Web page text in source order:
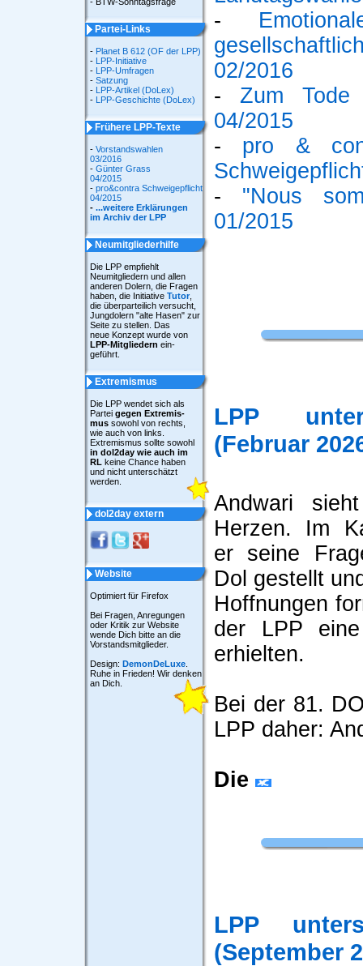
Partei-Links
- Planet B 612 (OF der LPP)
- LPP-Initiative
- LPP-Umfragen
- Satzung
- LPP-Artikel (DoLex)
- LPP-Geschichte (DoLex)
Frühere LPP-Texte
- Vorstandswahlen
03/2016
- Günter Grass
04/2015
- pro&contra Schweigepflicht
04/2015
- ...weitere Erklärungen
im Archiv der LPP
Neumitgliederhilfe
Die LPP empfiehlt
Neumitgliedern und allen
anderen Dolern, die Fragen
haben, die Initiative Tutor
die überparteilich versucht,
Jungdolern "alte Hasen" zur
Seite zu stellen. Das
neue Konzept wurde von
LPP-Mitgliedern ein-
geführt.
Extremismus
Die LPP wendet sich als
Partei gegen Extremis-
mus sowohl von rechts,
wie auch von links.
Extremismus sollte sowohl
in dol2day wie auch im
RL keine Chance haben
und nicht unterschätzt
werden.
dol2day extern
Website
Optimiert für Firefox
Bei Fragen, Anregungen
oder Kritik zur Website
wende Dich bitte an die
Vorstandsmitglieder.
Design: DemonDeLuxe
Ruhe in Frieden! Wir denken
an Dich.
-
02/2016
- Zum
04/2015
- pro &
- "Nous
01/2015
LPP
(Februar
Andwari
Herzen. Im
er seine
Dol gestellt
Hoffnungen
der LPP
erhielten.
Bei der 81.
LPP daher:
Die
LPP
(September